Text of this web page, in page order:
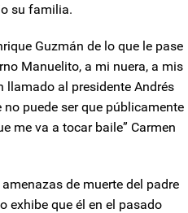
su familia.
Guzmán de lo que le pase
Manuelito, a mi nuera, a mis
llamado al presidente Andrés
puede ser que públicamente
me va a tocar baile” Carmen
de muerte del padre
exhibe que él en el pasado